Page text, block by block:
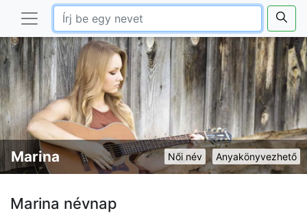
Anyakönyvezhető
Női név
Marina
Marina névnap